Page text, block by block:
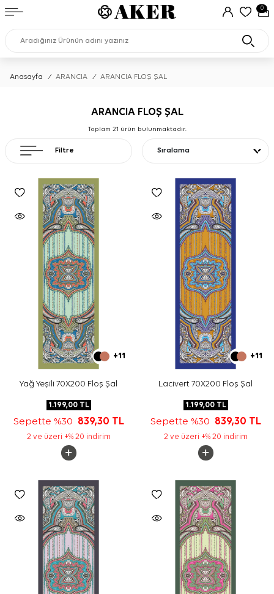
0
Anasayfa / ARANCIA / ARANCIA FLOŞ ŞAL
Filtre
ARANCIA FLOŞ ŞAL
Toplam 21 ürün bulunmaktadır.
Sıralama
+11
Yağ Yeşili 70X200 Floş Şal
1.199,00TL
Sepette %30 839,30 TL
2 ve üzeri +% 20 indirim
+11
Lacivert 70X200 Floş Şal
1.199,00TL
Sepette %30 839,30 TL
2 ve üzeri +% 20 indirim